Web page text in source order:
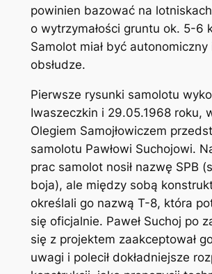
powinien bazować na
o wytrzymałości gruntu ok. 5-6
Samolot miał być
obsłudze.
Pierwsze rysunki samolotu
Iwaszeczkin i 29.05.1968 roku,
Olegiem Samojłowiczem
samolotu Pawłowi Suchojowi.
prac samolot nosił nazwę SPB
boja), ale między sobą
określali go nazwą T-8, która
się oficjalnie. Paweł Suchoj po
się z projektem zaakceptował
uwagi i polecił dokładniejsze